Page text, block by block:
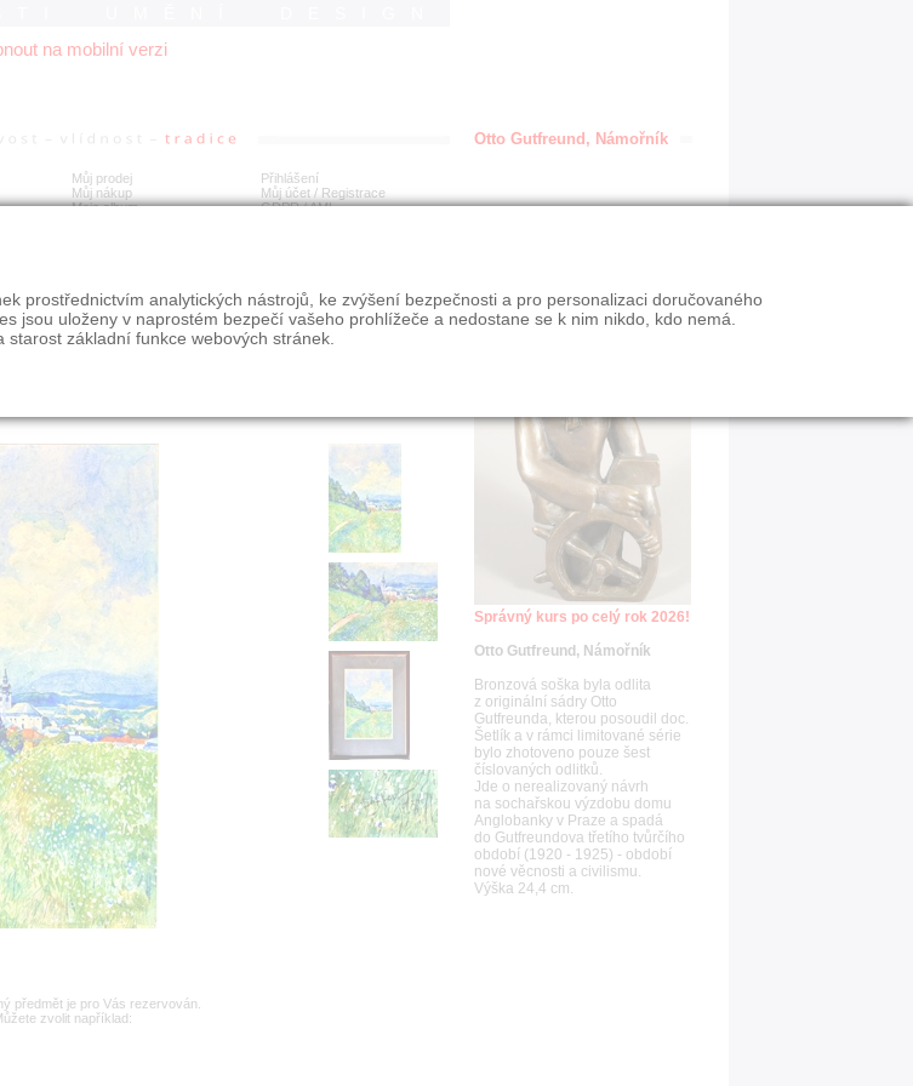
na mobilní verzi
Můj prodej
Můj nákup
Moje album
Přihlášení
Můj účet / Registrace
GDPR/AML
s kostelíkem (1933?)
předmět je pro Vás rezervován.
zvolit například:
Otto Gutfreund, Námořník
Správný kurs po celý rok 2026!
Otto Gutfreund, Námořník
Bronzová soška byla odlita
z originální sádry Otto
Gutfreunda, kterou posoudil doc.
Šetlík a v rámci limitované série
bylo zhotoveno pouze šest
číslovaných odlitků.
Jde o nerealizovaný návrh
na sochařskou výzdobu domu
Anglobanky v Praze a spadá
do Gutfreundova třetího tvůrčího
období (1920 - 1925) - období
nové věcnosti a civilismu.
Výška 24,4 cm.
prostřednictvím analytických nástrojů, ke zvýšení bezpečnosti a pro personalizaci doručovaného
jsou uloženy v naprostém bezpečí vašeho prohlížeče a nedostane se k nim nikdo, kdo nemá.
starost základní funkce webových stránek.